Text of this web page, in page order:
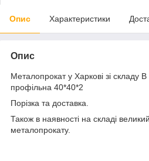
Опис Характеристики
Опис
Металопрокат у Харкові зі складу
профільна 40*40*2
Порізка та доставка.
Також в наявності на складі
металопрокату.